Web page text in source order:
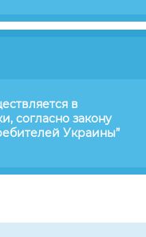
в
согласно закону
Украины”